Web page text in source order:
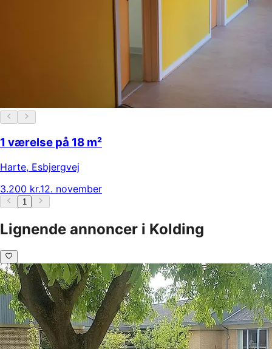
1 værelse på 18 m²
Harte, Esbjergvej
3.200 kr.12. november
1
Lignende annoncer i Kolding